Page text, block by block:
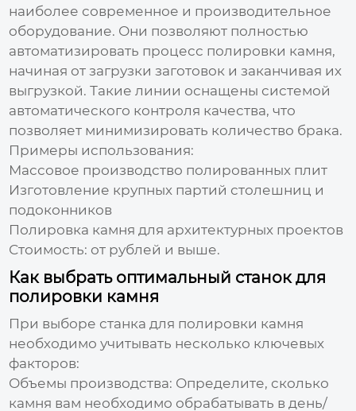
наиболее современное и производительное
оборудование. Они позволяют полностью
автоматизировать процесс полировки камня,
начиная от загрузки заготовок и заканчивая их
выгрузкой. Такие линии оснащены системой
автоматического контроля качества, что
позволяет минимизировать количество брака.
Примеры использования:
Массовое производство полированных плит
Изготовление крупных партий столешниц и
подоконников
Полировка камня для архитектурных проектов
Стоимость: от рублей и выше.
Как выбрать оптимальный станок для
полировки камня
При выборе станка для полировки камня
необходимо учитывать несколько ключевых
факторов:
Объемы производства: Определите, сколько
камня вам необходимо обрабатывать в день/